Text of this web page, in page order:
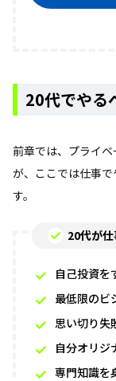
20代でやる
前章では、プライ
が、ここでは仕事
す。
20代が
自己投資を
最低限のビ
思い切り失
自分オリジ
専門知識を